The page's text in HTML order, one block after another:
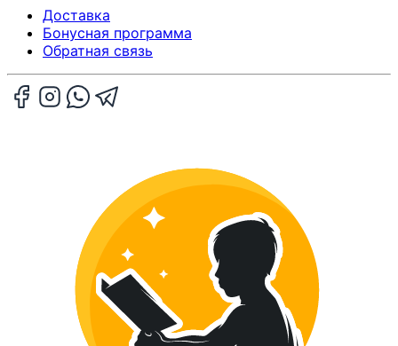
Доставка
Бонусная программа
Обратная связь